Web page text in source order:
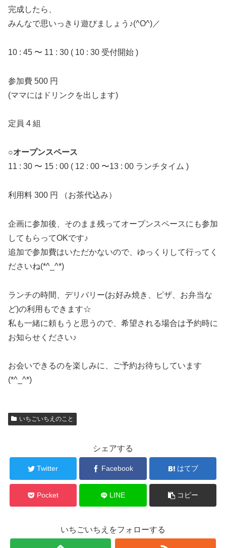
完成したら、
みんなで思いっきり遊びましょう♪(^O^)／
10 : 45 〜 11 : 30 ( 10 : 30 受付開始 )
参加費 500 円
(ママにはドリンクを出します)
定員 4 組
○オープンスペース
11 : 30 〜 15 : 00 ( 12 : 00 〜13 : 00 ランチタイム )
利用料 300 円 （お茶代込み）
企画に参加後、そのまま残ってオープンスペースにも参加
してもらってOKです♪
追加で参加費はいただかないので、ゆっくりして行ってく
ださいね(*^_^*)
ランチの時間、デリバリー(お好み焼き、ピザ、お弁当な
ど)の利用もできます☆
私も一緒に頼もうと思うので、希望される場合は予約時に
お知らせください♪
お会いできるのを楽しみに、ご予約お待ちしています
(*^_^*)
いちごいちえのこと
シェアする
Twitter Facebook はてブ
Pocket LINE コピー
いちごいちえをフォローする